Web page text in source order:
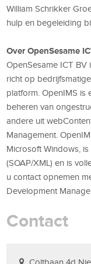
William Schrikker
hulp en begeleiding
Over OpenSesame
OpenSesame ICT
richt op
platform. OpenIMS is
beheren van
andere uit
Management.
Microsoft Windows,
(SOAP/XML) en is
u contact opnemen
Development
Contact
Coltbaan 4d